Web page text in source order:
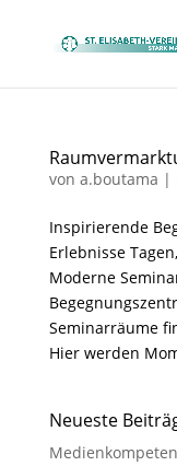
von a.boutama |
Inspirierende
Erlebnisse
Moderne
Seminarräume
Hier werden
Neueste